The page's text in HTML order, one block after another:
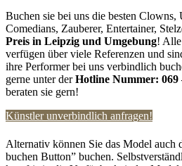
Buchen sie bei uns die besten Clowns,
Comedians, Zauberer, Entertainer,
Preis in Leipzig und Umgebung!
verfügen über viele Referenzen und
ihre Performer bei uns verbindlich
gerne unter derHotline Nummer: 069
beraten sie gern!
Künstler unverbindlich anfragen!
Alternativ können Sie das Model auch
buchen Button” buchen.